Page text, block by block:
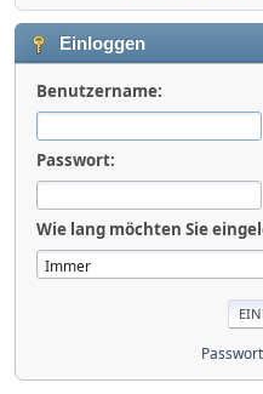
Einloggen
Benutzername:
Passwort:
Wie lang möchten Sie